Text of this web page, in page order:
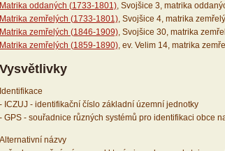
Matrika oddaných (1733-1801), Svojšice 3, matrika
Matrika zemřelých (1733-1801), Svojšice 4, matrika
Matrika zemřelých (1846-1909), Svojšice 30, matrika
Matrika zemřelých (1859-1890), ev. Velim 14, matrika
Vysvětlivky
Identifikace
- ICZUJ - identifikační číslo základní územní jednotky
- GPS - souřadnice různých systémů pro identifikaci obce
Alternativní názvy